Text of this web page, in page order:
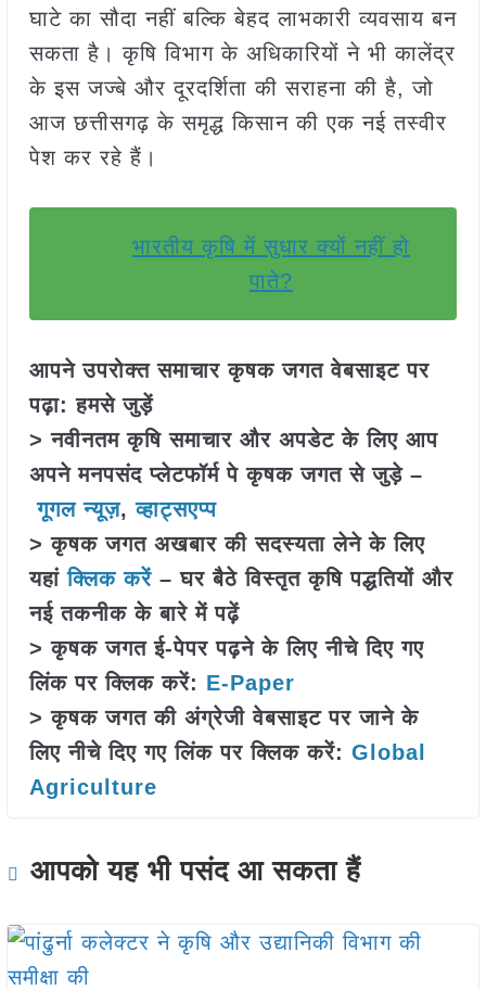
घाटे का सौदा नहीं बल्कि बेहद लाभकारी व्यवसाय बन
सकता है। कृषि विभाग के अधिकारियों ने भी कालेंद्र
के इस जज्बे और दूरदर्शिता की सराहना की है, जो
आज छत्तीसगढ़ के समृद्ध किसान की एक नई तस्वीर
पेश कर रहे हैं।
भारतीय कृषि में सुधार क्यों नहीं हो
पाते?
आपने उपरोक्त समाचार कृषक जगत वेबसाइट पर
पढ़ा: हमसे जुड़ें
> नवीनतम कृषि समाचार और अपडेट के लिए आप
अपने मनपसंद प्लेटफॉर्म पे कृषक जगत से जुड़े –
गूगल न्यूज़,व्हाट्सएप्प
> कृषक जगत अखबार की सदस्यता लेने के लिए
यहांक्लिक करें– घर बैठे विस्तृत कृषि पद्धतियों और
नई तकनीक के बारे में पढ़ें
> कृषक जगत ई-पेपर पढ़ने के लिए नीचे दिए गए
लिंक पर क्लिक करें: E-Paper
> कृषक जगत की अंग्रेजी वेबसाइट पर जाने के
लिए नीचे दिए गए लिंक पर क्लिक करें: Global
Agriculture
आपको यह भी पसंद आ सकता हैं